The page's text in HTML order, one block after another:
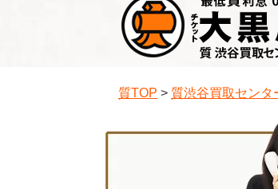
質TOP > 質渋谷買取センタ